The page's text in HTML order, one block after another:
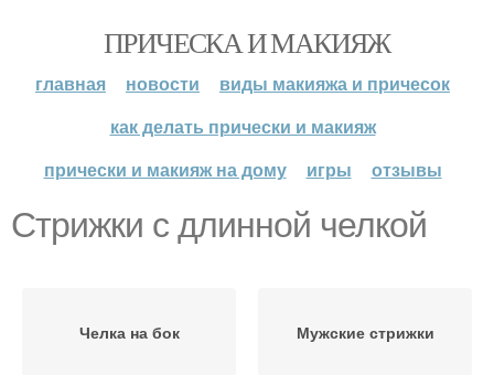
ПРИЧЕСКА И МАКИЯЖ
главная новости
виды макияжа и причесок
как делать прически и макияж
прически и макияж на дому
игры отзывы
Стрижки с длинной челкой
Челка на бок Мужские стрижки